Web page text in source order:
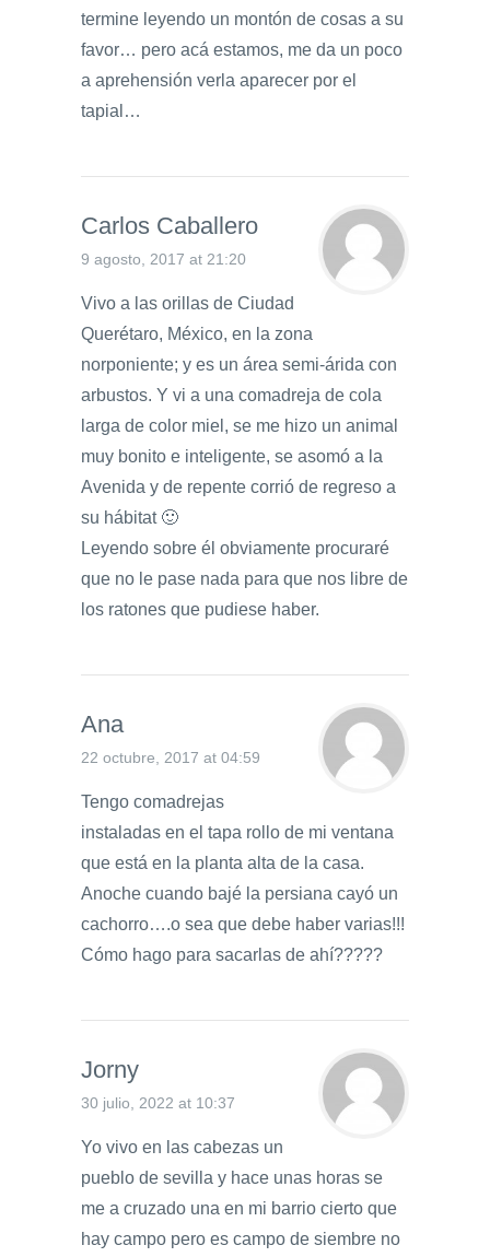
termine leyendo un montón de cosas a su
favor… pero acá estamos, me da un poco
a aprehensión verla aparecer por el
tapial…
Carlos Caballero
9 agosto, 2017 at 21:20
Vivo a las orillas de Ciudad
Querétaro, México, en la zona
norponiente; y es un área semi-árida con
arbustos. Y vi a una comadreja de cola
larga de color miel, se me hizo un animal
muy bonito e inteligente, se asomó a la
Avenida y de repente corrió de regreso a
su hábitat 🙂
Leyendo sobre él obviamente procuraré
que no le pase nada para que nos libre de
los ratones que pudiese haber.
Ana
22 octubre, 2017 at 04:59
Tengo comadrejas
instaladas en el tapa rollo de mi ventana
que está en la planta alta de la casa.
Anoche cuando bajé la persiana cayó un
cachorro….o sea que debe haber varias!!!
Cómo hago para sacarlas de ahí?????
Jorny
30 julio, 2022 at 10:37
Yo vivo en las cabezas un
pueblo de sevilla y hace unas horas se
me a cruzado una en mi barrio cierto que
hay campo pero es campo de siembre no